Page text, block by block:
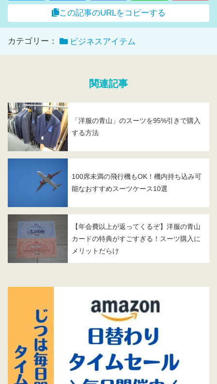
この記事のURLをコピーする
カテゴリー： ビジネスアイテム
関連記事
「洋服の青山」のスーツを95%引きで購入
する方法
100席未満の飛行機もOK！機内持ち込み可
能なおすすめスーツケース10選
【年会費以上が返ってくるぞ】洋服の青山
カードの特典がすごすぎる！スーツ購入に
メリットだらけ